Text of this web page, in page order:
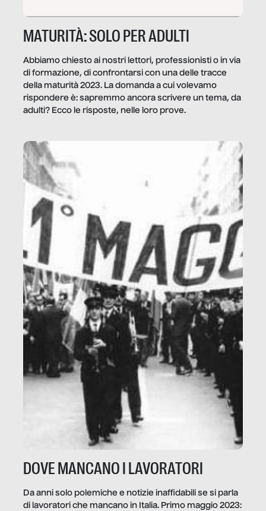
MATURITÀ: SOLO PER ADULTI
Abbiamo chiesto ai nostri lettori, professionisti o in via
di formazione, di confrontarsi con una delle tracce
della maturità 2023. La domanda a cui volevamo
rispondere è: sapremmo ancora scrivere un tema, da
adulti? Ecco le risposte, nelle loro prove.
DOVE MANCANO I LAVORATORI
Da anni solo polemiche e notizie inaffidabili se si parla
di lavoratori che mancano in Italia. Primo maggio 2023: